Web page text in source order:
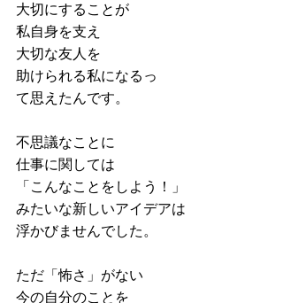
大切にすることが
私自身を支え
大切な友人を
助けられる私になるっ
て思えたんです。
不思議なことに
仕事に関しては
「こんなことをしよう！」
みたいな新しいアイデアは
浮かびませんでした。
ただ「怖さ」がない
今の自分のことを